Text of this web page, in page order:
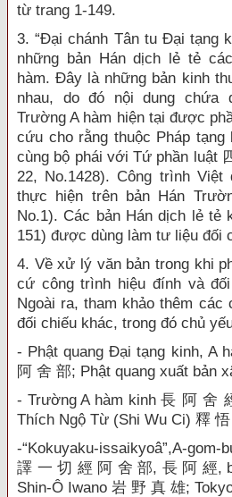
từ trang 1-149.
3. “Đại chánh Tân tu Đại tạng
những bản Hán dịch lẻ tẻ
hàm. Đây là những bản kinh
nhau, do đó nội dung chứa
Trường A hàm hiện tại được
cứu cho rằng thuộc Pháp tạng
cùng bộ phái với Tứ phần luật
22, No.1428). Công trình
thực hiện trên bản Hán
No.1). Các bản Hán dịch lẻ tẻ
151) được dùng làm tư liệu đối
4. Về xử lý văn bản trong khi
cứ công trình hiệu đính và
Ngoài ra, tham khảo thêm các
đối chiếu khác, trong đó chủ
- Phật quang Đại tạng kinh, A
阿 舍 部; Phật quang xuất bản
- Trường A hàm kinh 長 阿 舍
Thích Ngộ Từ (Shi Wu Ci) 釋
-“Kokuyaku-issaikyoâ”,A-gom-
譯 一 切 經 阿 舍 部, 長 阿 經,
Shin-Ô Iwano 岩 野 真 雄;